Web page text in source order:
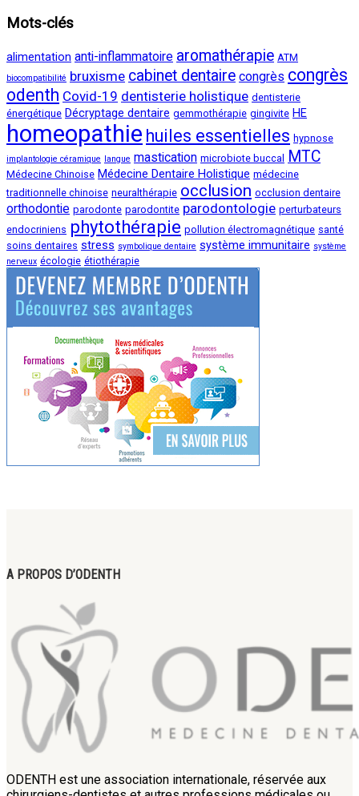
Mots-clés
alimentation anti-inflammatoire aromathérapie ATM
biocompatibilité bruxisme cabinet dentaire congrès congrès
odenth Covid-19 dentisterie holistique dentisterie
énergétique Décryptage dentaire gemmothérapie gingivite HE
homeopathie huiles essentielles hypnose
implantologie céramique langue mastication microbiote buccal MTC
Médecine Chinoise Médecine Dentaire Holistique médecine
traditionnelle chinoise neuralthérapie occlusion occlusion dentaire
orthodontie parodonte parodontite parodontologie perturbateurs
endocriniens phytothérapie pollution électromagnétique santé
soins dentaires stress symbolique dentaire système immunitaire système
nerveux écologie étiothérapie
A PROPOS D’ODENTH
ODENTH est une association internationale, réservée aux